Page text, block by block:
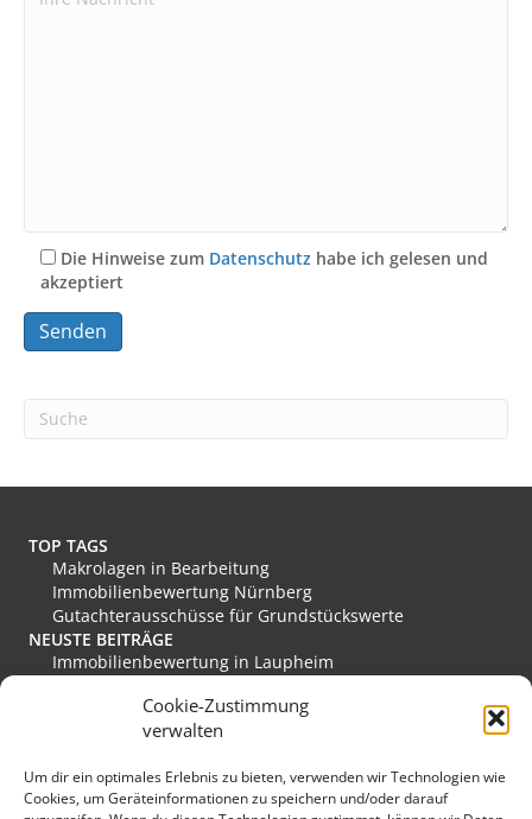
Cookie-Zustimmung
verwalten
Um dir ein optimales Erlebnis zu bieten, verwenden wir Technologien wie
Cookies, um Geräteinformationen zu speichern und/oder darauf
Die Hinweise zum Datenschutz habe ich gelesen und
akzeptiert
l
e
n
tTOP TAGS
Makrolagen in Bearbeitung
Immobilienbewertung Nürnberg
Gutachterausschüsse für Grundstückswerte
NEUSTE BEITRÄGE
Immobilienbewertung in Laupheim
Immobilienbewertung in Edewecht
Immobilienbewertung in Stadthagen
Immobilienbewertung in Eislingen/Fils
MEINE FAVORITEN